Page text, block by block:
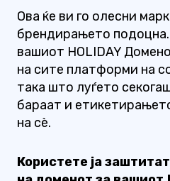
Ова ќе ви го олесни
брендирањето подоцна.
вашиот HOLIDAY
на сите платформи на
така што луѓето
бараат и
на сè.
Користете ја